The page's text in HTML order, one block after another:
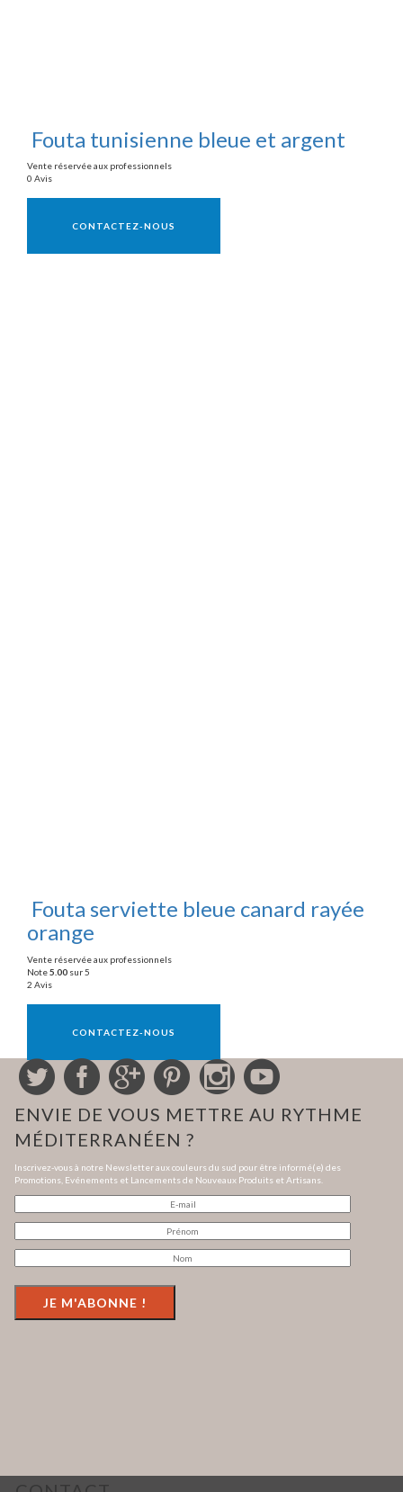
Fouta tunisienne bleue et argent
Vente réservée aux professionnels
0 Avis
CONTACTEZ-NOUS
Fouta serviette bleue canard rayée
orange
Vente réservée aux professionnels
Note5.00 sur 5
2 Avis
CONTACTEZ-NOUS
ENVIE DE VOUS METTRE AU RYTHME
MÉDITERRANÉEN ?
Inscrivez-vous à notre Newsletter aux couleurs du sud pour être informé(e) des
Promotions, Evénements et Lancements de Nouveaux Produits et Artisans.